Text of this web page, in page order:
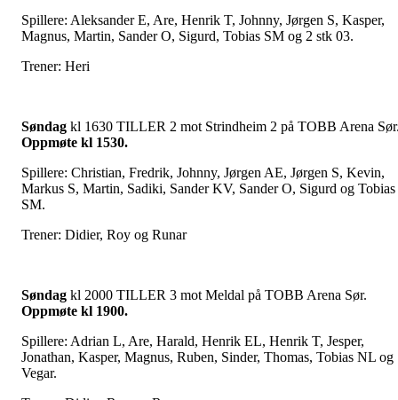
Spillere: Aleksander E, Are, Henrik T, Johnny, Jørgen S, Kasper,
Magnus, Martin, Sander O, Sigurd, Tobias SM og 2 stk 03.
Trener: Heri
Søndag kl 1630 TILLER 2 mot Strindheim 2 på TOBB Arena
Oppmøte kl 1530.
Spillere: Christian, Fredrik, Johnny, Jørgen AE, Jørgen S, Kevin,
Markus S, Martin, Sadiki, Sander KV, Sander O, Sigurd og Tobias
SM.
Trener: Didier, Roy og Runar
Søndag kl 2000 TILLER 3 mot Meldal på TOBB Arena Sør.
Oppmøte kl 1900.
Spillere: Adrian L, Are, Harald, Henrik EL, Henrik T, Jesper,
Jonathan, Kasper, Magnus, Ruben, Sinder, Thomas, Tobias NL og
Vegar.